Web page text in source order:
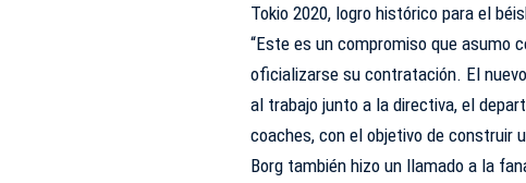
Tokio 2020, logro histórico para el
“Este es un compromiso que asumo
oficializarse su contratación. El
al trabajo junto a la directiva, el
coaches, con el objetivo de construir
Borg también hizo un llamado a la